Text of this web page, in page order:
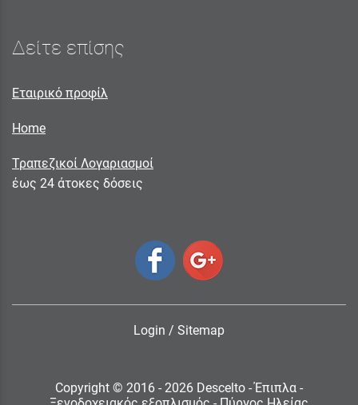
Δείτε επίσης
Εταιρικό προφίλ
Home
Τραπεζικοί Λογαριασμοί
έως 24 άτοκες δόσεις
Login / Sitemap
Copyright © 2016 - 2026 Descelto - Έπιπλα -